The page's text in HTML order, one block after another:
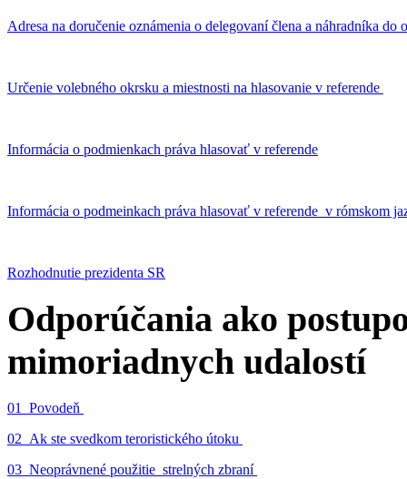
Adresa na doručenie oznámenia o delegovaní člena a náhradníka
Určenie volebného okrsku a miestnosti na hlasovanie v referende
Informácia o podmienkach práva hlasovať v referende
Informácia o podmeinkach práva hlasovať v referende v rómskom
Rozhodnutie prezidenta SR
Odporúčania ako
mimoriadnych udalostí
01_Povodeň
02_Ak ste svedkom teroristického útoku
03_Neoprávnené použitie strelných zbraní